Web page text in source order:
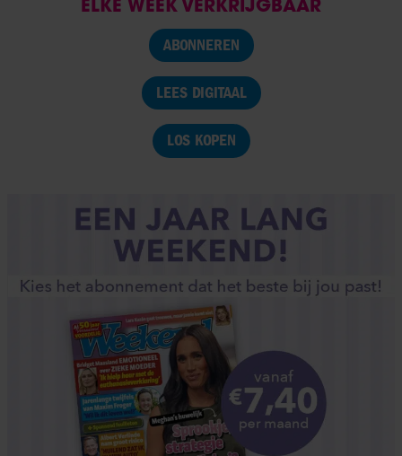
ELKE WEEK VERKRIJGBAAR
ABONNEREN
LEES DIGITAAL
LOS KOPEN